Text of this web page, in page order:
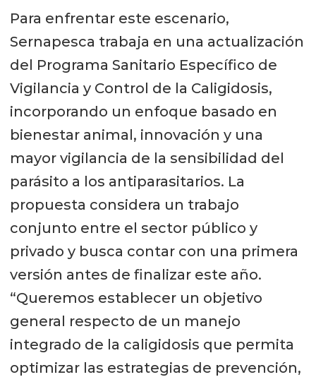
Para enfrentar este escenario,
Sernapesca trabaja en una actualización
del Programa Sanitario Específico de
Vigilancia y Control de la Caligidosis,
incorporando un enfoque basado en
bienestar animal, innovación y una
mayor vigilancia de la sensibilidad del
parásito a los antiparasitarios. La
propuesta considera un trabajo
conjunto entre el sector público y
privado y busca contar con una primera
versión antes de finalizar este año.
“Queremos establecer un objetivo
general respecto de un manejo
integrado de la caligidosis que permita
optimizar las estrategias de prevención,